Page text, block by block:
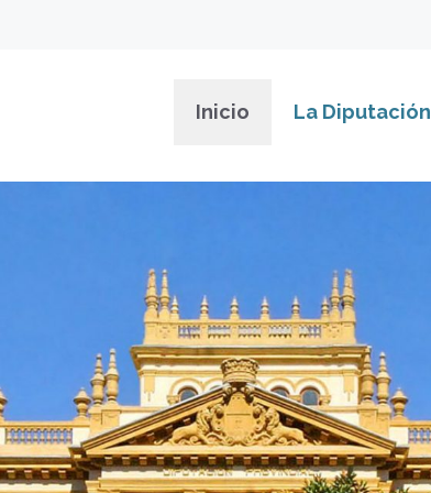
Inicio La Diputación